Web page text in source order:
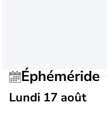
Éphéméride
Lundi 17 août